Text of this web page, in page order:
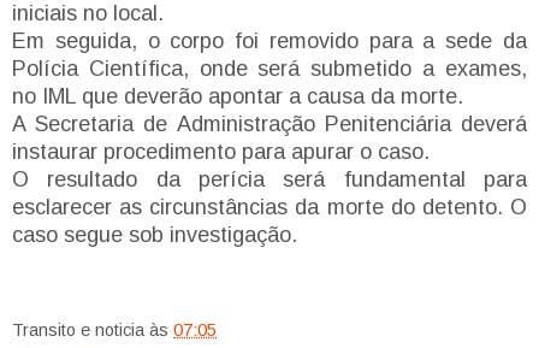
iniciais no local.
Em seguida, o corpo foi removido para a sede da
Polícia Científica, onde será submetido a exames,
no IML que deverão apontar a causa da morte.
A Secretaria de Administração Penitenciária deverá
instaurar procedimento para apurar o caso.
O resultado da perícia será fundamental para
esclarecer as circunstâncias da morte do detento. O
caso segue sob investigação.
Transito e noticia às 07:05